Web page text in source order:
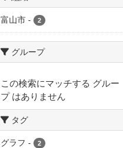
富山市 - 2
グループ
この検索にマッチする グルー
プ はありません
タグ
グラフ - 2